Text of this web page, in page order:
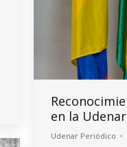
en la
Udenar Periódico